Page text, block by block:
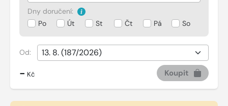
Dny doručení:
Po
Út St Čt Pá So
Od:
- Kč Koupit